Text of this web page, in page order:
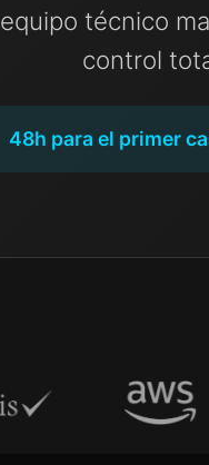
equipo técnico
control
48h para el primer